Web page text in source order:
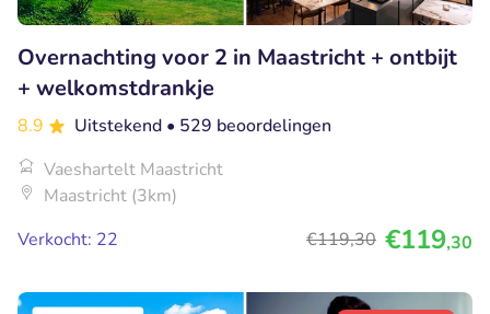
Overnachting voor 2 in Maastricht + ontbijt
+ welkomstdrankje
8.9 Uitstekend • 529 beoordelingen
Vaeshartelt Maastricht
Maastricht (3km)
Verkocht: 22
€119,30 €119,30